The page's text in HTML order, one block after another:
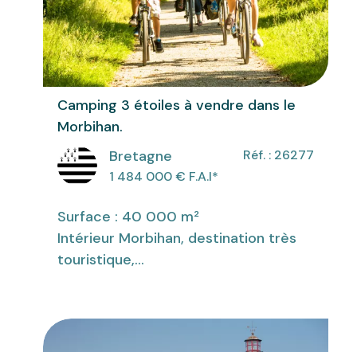
Camping 3 étoiles à vendre dans le
Morbihan.
Réf. : 26277
Bretagne
1 484 000€ F.A.I*
Surface : 40 000 m²
Intérieur Morbihan, destination très
touristique,...